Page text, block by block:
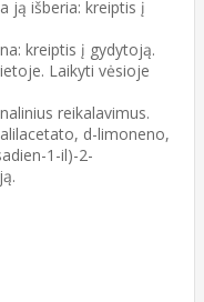
ją išberia: kreiptis į
kreiptis į gydytoją.
Laikyti vėsioje
reikalavimus.
d-limoneno,
1-il)-2-